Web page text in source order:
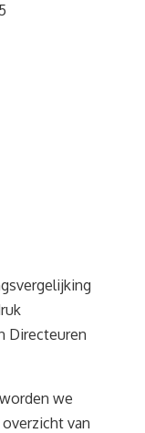
Directeuren
we
van